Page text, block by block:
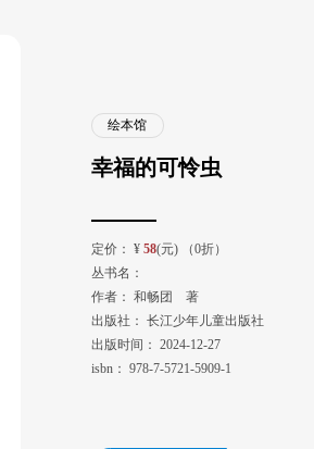
绘本馆
幸福的可怜虫
定价： ¥ 58(元) （0折）
丛书名：
作者：
和畅团 著
出版社：
长江少年儿童出版社
出版时间：
2024-12-27
isbn：
978-7-5721-5909-1